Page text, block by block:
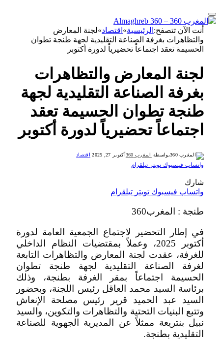
أنت الآن تتصفح: الرئيسية» اقتصاد»لجنة المعارض
والتظاهرات بغرفة الصناعة التقليدية لجهة طنجة تطوان
الحسيمة تعقد اجتماعاً تحضيرياً لدورة أكتوبر
لجنة المعارض والتظاهرات
بغرفة الصناعة التقليدية لجهة
طنجة تطوان الحسيمة تعقد
اجتماعاً تحضيرياً لدورة أكتوبر
بواسطة المغرب 360 أكتوبر 27, 2025 اقتصاد
واتساب فيسبوك تويتر تيلقرام
شارك
واتساب فيسبوك تويتر تيلقرام
طنجة : المغرب360
في إطار التحضير لاجتماع الجمعية العامة لدورة
أكتوبر 2025، وعملاً بمقتضيات النظام الداخلي
للغرفة، عقدت لجنة المعارض والتظاهرات التابعة
لغرفة الصناعة التقليدية لجهة طنجة تطوان
الحسيمة اجتماعاً بمقر الغرفة بطنجة، وذلك
برئاسة السيد محمد العاقل رئيس اللجنة، وبحضور
السيد عبد الحميد قرير رئيس مصلحة الإنعاش
وتتبع البنيات التحتية والتظاهرات والتكوين، والسيد
نبيل بنتريعة ممثلاً عن المديرية الجهوية للصناعة
التقليدية بطنجة.